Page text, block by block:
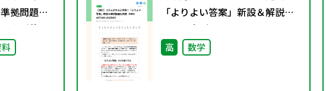
拠問題
タが使用
「よりよい答案」新設＆解説動
画も用意（NEW ACTION
LEGEND）
高 数学